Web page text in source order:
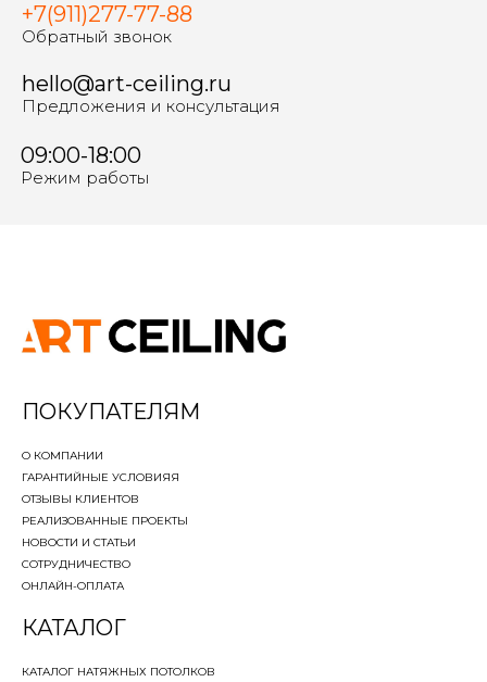
Обратный звонок
hello@art-ceiling.ru
Предложения и консультация
09:00-18:00
Режим работы
+7(911)277-77-88
ПОКУПАТЕЛЯМ
О КОМПАНИИ
ГАРАНТИЙНЫЕ УСЛОВИЯЯ
ОТЗЫВЫ КЛИЕНТОВ
РЕАЛИЗОВАННЫЕ ПРОЕКТЫ
НОВОСТИ И СТАТЬИ
СОТРУДНИЧЕСТВО
ОНЛАЙН-ОПЛАТА
КАТАЛОГ
КАТАЛОГ НАТЯЖНЫХ ПОТОЛКОВ